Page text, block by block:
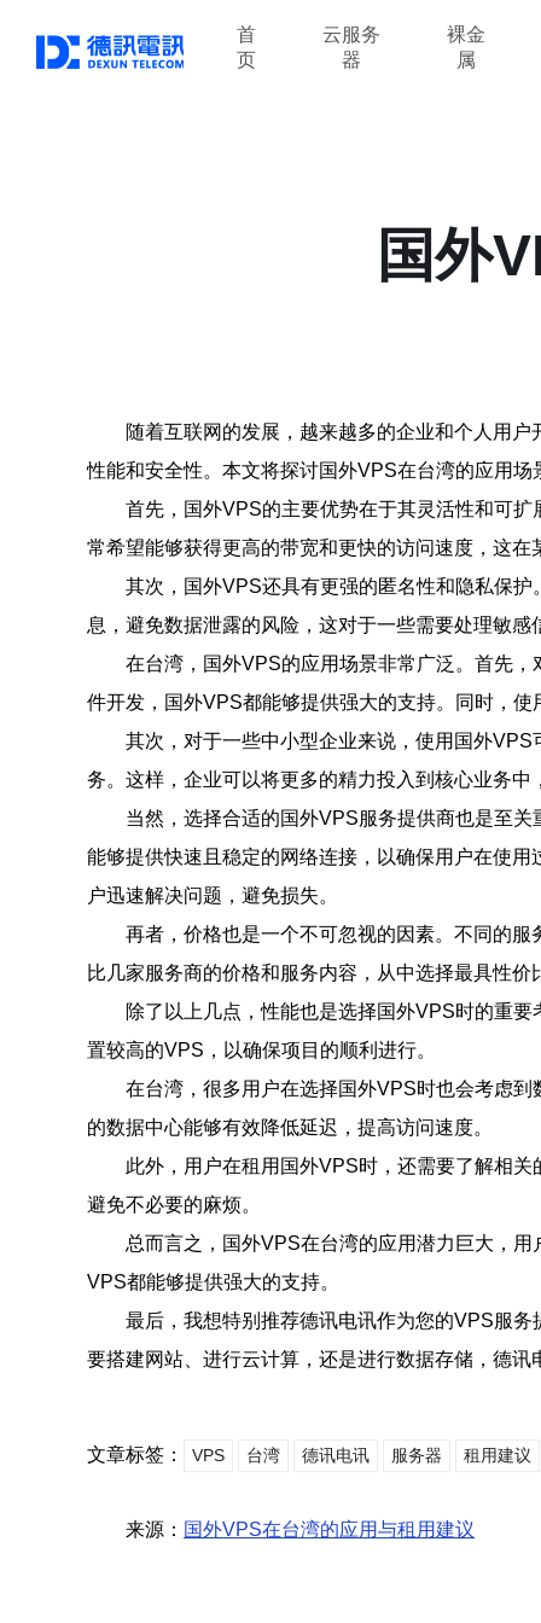
首
页
云服务
器
裸金
属
国外
随着互联网的发展，越来越多的企业和个人用
性能和安全性。本文将探讨国外VPS在台湾的应用
首先，国外VPS的主要优势在于其灵活性和可
常希望能够获得更高的带宽和更快的访问速度，这
其次，国外VPS还具有更强的匿名性和隐私保
息，避免数据泄露的风险，这对于一些需要处理敏感
在台湾，国外VPS的应用场景非常广泛。首先
件开发，国外VPS都能够提供强大的支持。同时，
其次，对于一些中小型企业来说，使用国外
务。这样，企业可以将更多的精力投入到核心业务
当然，选择合适的国外VPS服务提供商也是至
能够提供快速且稳定的网络连接，以确保用户在使
户迅速解决问题，避免损失。
再者，价格也是一个不可忽视的因素。不同的
比几家服务商的价格和服务内容，从中选择最具性价
除了以上几点，性能也是选择国外VPS时的重
置较高的VPS，以确保项目的顺利进行。
在台湾，很多用户在选择国外VPS时也会考虑
的数据中心能够有效降低延迟，提高访问速度。
此外，用户在租用国外VPS时，还需要了解相
避免不必要的麻烦。
总而言之，国外VPS在台湾的应用潜力巨大，
VPS都能够提供强大的支持。
最后，我想特别推荐德讯电讯作为您的VPS服
要搭建网站、进行云计算，还是进行数据存储，德
文章标签： VPS 台湾 德讯电讯 服务器 租用建议
来源： 国外VPS在台湾的应用与租用建议